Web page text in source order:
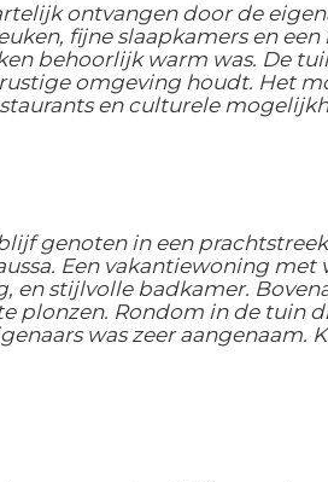
ontvangen door de
fijne slaapkamers en
behoorlijk warm was. De
omgeving houdt. Het
en culturele
genoten in een
Een vakantiewoning met
stijlvolle badkamer.
plonzen. Rondom in de tuin
was zeer aangenaam.